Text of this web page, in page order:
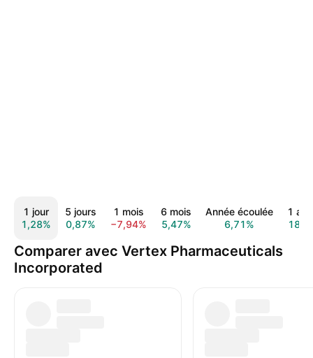
1 jour
1,28%
5 jours
0,87%
1 mois
−7,94%
6 mois
5,47%
Année écoulée
6,71%
1
Comparer avec Vertex Pharmaceuticals
Incorporated